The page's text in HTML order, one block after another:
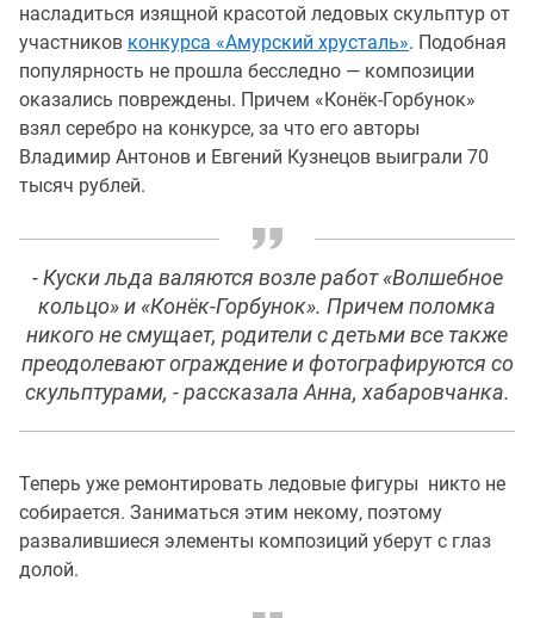
насладиться изящной красотой ледовых скульптур от
участников конкурса «Амурский хрусталь». Подобная
популярность не прошла бесследно — композиции
оказались повреждены. Причем «Конёк-Горбунок»
взял серебро на конкурсе, за что его авторы
Владимир Антонов и Евгений Кузнецов выиграли 70
тысяч рублей.
- Куски льда валяются возле работ «Волшебное
кольцо» и «Конёк-Горбунок». Причем поломка
никого не смущает, родители с детьми все также
преодолевают ограждение и фотографируются со
скульптурами, - рассказала Анна, хабаровчанка.
Теперь уже ремонтировать ледовые фигуры никто не
собирается. Заниматься этим некому, поэтому
развалившиеся элементы композиций уберут с глаз
долой.